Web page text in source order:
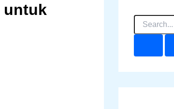
untuk
C
u
u